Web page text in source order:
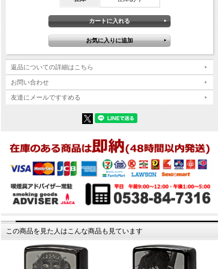
返品についての詳細はこちら
お問い合わせ
友達にメールですすめる
この商品を見た人はこんな商品も見ています